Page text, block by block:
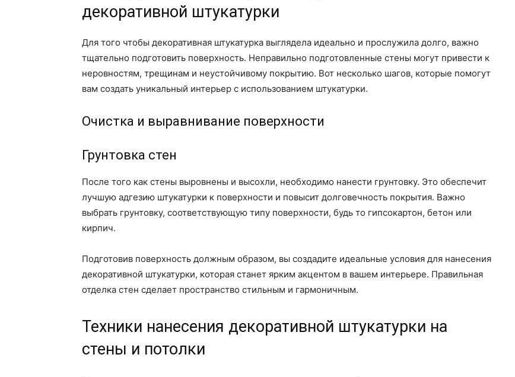
декоративной штукатурки
Для того чтобы декоративная штукатурка выглядела идеально и прослужила долго, важно
тщательно подготовить поверхность. Неправильно подготовленные стены могут привести к
неровностям, трещинам и неустойчивому покрытию. Вот несколько шагов, которые помогут
вам создать уникальный интерьер с использованием штукатурки.
Очистка и выравнивание поверхности
Грунтовка стен
После того как стены выровнены и высохли, необходимо нанести грунтовку. Это обеспечит
лучшую адгезию штукатурки к поверхности и повысит долговечность покрытия. Важно
выбрать грунтовку, соответствующую типу поверхности, будь то гипсокартон, бетон или
кирпич.
Подготовив поверхность должным образом, вы создадите идеальные условия для нанесения
декоративной штукатурки, которая станет ярким акцентом в вашем интерьере. Правильная
отделка стен сделает пространство стильным и гармоничным.
Техники нанесения декоративной штукатурки на
стены и потолки